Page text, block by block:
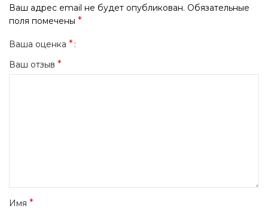
Ваш адрес email не будет опубликован. Обязательные
поля помечены *
Ваша оценка *
Ваш отзыв *
Имя *